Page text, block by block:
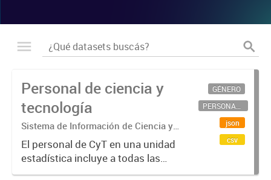
Personal de ciencia y
tecnología
Sistema de Información de Ciencia y
Tecnología Argentino (SICYTAR)
El personal de CyT en una unidad
estadística incluye a todas las
personas involucradas
GÉNERO
PERSONAL CIENTÍFICO-TECNOLÓGICO
json
csv